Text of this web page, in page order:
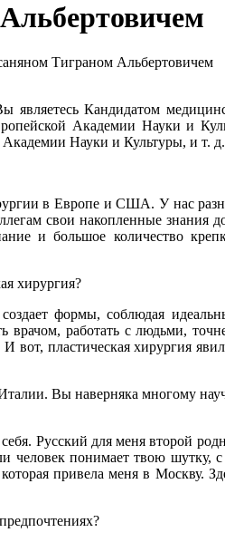
Тиграном Альбертовичем
Кандидатом
Академии Науки и
Науки и Культуры, и т. д.
в Европе и США. У нас
свои накопленные знания
и большое количество
хирургия?
формы, соблюдая
врачом, работать с людьми,
вот, пластическая хирургия
Вы наверняка многому
Русский для меня второй
человек понимает твою шутку,
привела меня в Москву.